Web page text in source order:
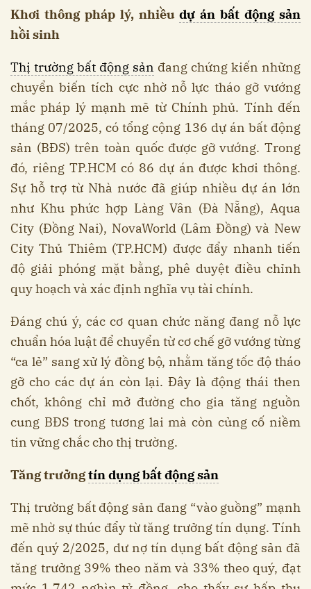
Khơi thông pháp lý, nhiềudự án bất động sản
hồi sinh
Thị trường bất động sản đang chứng kiến những
chuyển biến tích cực nhờ nỗ lực tháo gỡ vướng
mắc pháp lý mạnh mẽ từ Chính phủ. Tính đến
tháng 07/2025, có tổng cộng 136 dự án bất động
sản (BĐS) trên toàn quốc được gỡ vướng. Trong
đó, riêng TP.HCM có 86 dự án được khơi thông.
Sự hỗ trợ từ Nhà nước đã giúp nhiều dự án lớn
như Khu phức hợp Làng Vân (Đà Nẵng), Aqua
City (Đồng Nai), NovaWorld (Lâm Đồng) và New
City Thủ Thiêm (TP.HCM) được đẩy nhanh tiến
độ giải phóng mặt bằng, phê duyệt điều chỉnh
quy hoạch và xác định nghĩa vụ tài chính.
Đáng chú ý, các cơ quan chức năng đang nỗ lực
chuẩn hóa luật để chuyển từ cơ chế gỡ vướng từng
“ca lẻ” sang xử lý đồng bộ, nhằm tăng tốc độ tháo
gỡ cho các dự án còn lại. Đây là động thái then
chốt, không chỉ mở đường cho gia tăng nguồn
cung BĐS trong tương lai mà còn củng cố niềm
tin vững chắc cho thị trường.
Tăng trưởngtín dụng bất động sản
Thị trường bất động sản đang “vào guồng” mạnh
mẽ nhờ sự thúc đẩy từ tăng trưởng tín dụng. Tính
đến quý 2/2025, dư nợ tín dụng bất động sản đã
tăng trưởng 39% theo năm và 33% theo quý, đạt